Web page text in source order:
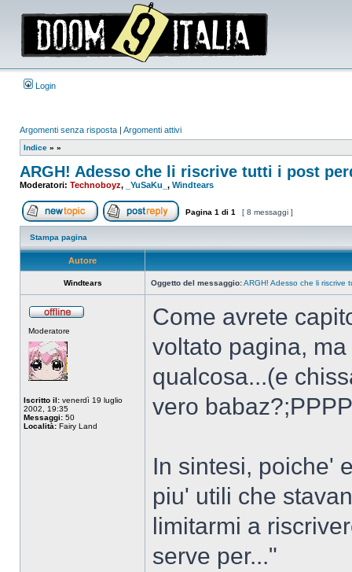
Login
Argomenti senza risposta | Argomenti attivi
Indice » »
ARGH! Adesso che li riscrive tutti i post
Moderatori: Technoboyz, _YuSaKu_ , Windtears
Apri un nuovo argomentoRispondi all’argomento
Pagina 1 di 1 [ 8 messaggi ]
Stampa pagina
Autore
Windtears Oggetto del messaggio:ARGH! Adesso che li riscrive
Moderatore
Iscritto il: venerdì 19 luglio
2002, 19:35
Messaggi: 50
Località: Fairy Land
Come avrete
voltato pagina,
qualcosa...(e
vero
In sintesi, poiche'
piu' utili che
limitarmi a
serve per..."